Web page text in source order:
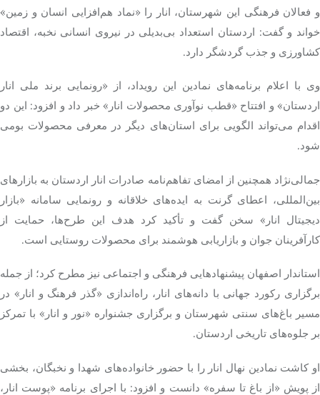
و فعالان فرهنگی این شهرستان، انار را «نماد هم‌افزایی انسان و زمین»
خواند و گفت: اردستان استعداد بی‌بدیلی در نیروی انسانی نخبه، اقتصاد
کشاورزی و جذب گردشگر دارد.
وی با اعلام برنامه‌های نمادین این رویداد، از «رونمایی برند ملی انار
اردستان» و افتتاح «قطب نوآوری محصولات انار» خبر داد و افزود: این دو
اقدام می‌تواند الگویی برای استان‌های دیگر در معرفی محصولات بومی
شود.
جمالی‌نژاد همچنین از امضای تفاهم‌نامه صادرات انار اردستان به بازارهای
بین‌المللی، اعطایگرنت به ایده‌های خلاقانه و رونمایی سامانه «بازار
دیجیتال انار» سخن گفت و تأکید کرد هدف این طرح‌ها، حمایت از
کارآفرینان جوان و بازاریابی هوشمند برای محصولات روستایی است.
استاندار اصفهان پیشنهادهایی فرهنگی و اجتماعی نیز مطرح کرد؛ از جمله
برگزاری رکورد جهانی با دانه‌های انار، راه‌اندازی «گذر فرهنگ و انار» در
مسیر باغ‌های سنتی شهرستان و برگزاری جشنواره «نور و انار» با تمرکز
بر جلوه‌های تاریخی اردستان.
او کاشت نمادین نهال انار را با حضور خانواده‌های شهدا و نخبگان، بخشی
از پویش «از باغ تا سفره» دانست و افزود: با اجرای برنامه «پوست انار،